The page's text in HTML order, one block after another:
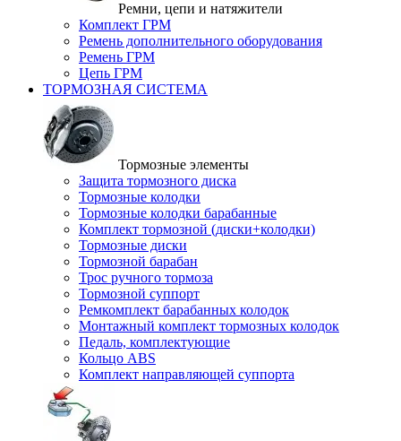
Ремни, цепи и натяжители
Комплект ГРМ
Ремень дополнительного оборудования
Ремень ГРМ
Цепь ГРМ
ТОРМОЗНАЯ СИСТЕМА
Тормозные элементы
Защита тормозного диска
Тормозные колодки
Тормозные колодки барабанные
Комплект тормозной (диски+колодки)
Тормозные диски
Тормозной барабан
Трос ручного тормоза
Тормозной суппорт
Ремкомплект барабанных колодок
Монтажный комплект тормозных колодок
Педаль, комплектующие
Кольцо ABS
Комплект направляющей суппорта